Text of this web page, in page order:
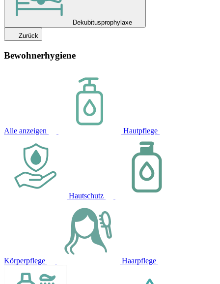
Dekubitusprophylaxe
Zurück
Bewohnerhygiene
Alle anzeigen Hautpflege
Hautschutz
Körperpflege Haarpflege